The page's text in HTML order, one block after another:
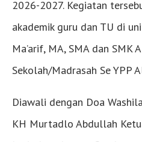
2026-2027. Kegiatan
akademik guru dan TU di
Ma’arif, MA, SMA dan SMK
Sekolah/Madrasah Se YPP
Diawali dengan Doa
KH Murtadlo Abdullah